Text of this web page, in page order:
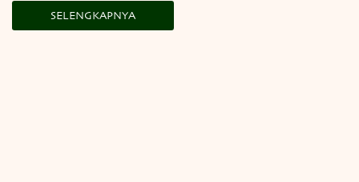
SELENGKAPNYA